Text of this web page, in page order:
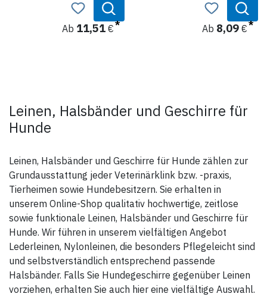
• stark reflektierend
• mit Handschlaufe
Ab 11,51€ Ab 8,09€
Leinen, Halsbänder und Geschirre für
Hunde
Leinen, Halsbänder und Geschirre für Hunde zählen zur
Grundausstattung jeder Veterinärklink bzw. -praxis,
Tierheimen sowie Hundebesitzern. Sie erhalten in
unserem Online-Shop qualitativ hochwertige, zeitlose
sowie funktionale Leinen, Halsbänder und Geschirre für
Hunde. Wir führen in unserem vielfältigen Angebot
Lederleinen, Nylonleinen, die besonders Pflegeleicht sind
und selbstverständlich entsprechend passende
Halsbänder. Falls Sie Hundegeschirre gegenüber Leinen
vorziehen, erhalten Sie auch hier eine vielfältige Auswahl.